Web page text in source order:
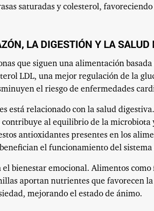
saturadas y colesterol,
LA DIGESTIÓN Y LA SALUD
que siguen una alimentación
LDL, una mejor regulación de la
el riesgo de enfermedades
está relacionado con la salud
al equilibrio de la microbiota
antioxidantes presentes en los
el funcionamiento del sistema
bienestar emocional. Alimentos como
aportan nutrientes que favorecen
mejorando el estado de ánimo.